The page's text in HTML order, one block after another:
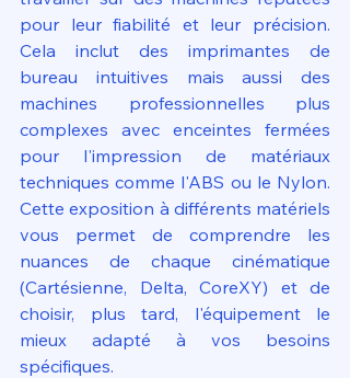
pour leur fiabilité et leur précision.
Cela inclut des imprimantes de
bureau intuitives mais aussi des
machines professionnelles plus
complexes avec enceintes fermées
pour l'impression de matériaux
techniques comme l'ABS ou le Nylon.
Cette exposition à différents matériels
vous permet de comprendre les
nuances de chaque cinématique
(Cartésienne, Delta, CoreXY) et de
choisir, plus tard, l'équipement le
mieux adapté à vos besoins
spécifiques.